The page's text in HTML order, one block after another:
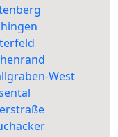
West